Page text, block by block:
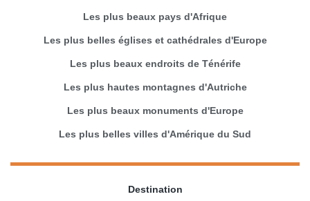
Les plus beaux pays d'Afrique
Les plus belles églises et cathédrales d'Europe
Les plus beaux endroits de Ténérife
Les plus hautes montagnes d'Autriche
Les plus beaux monuments d'Europe
Les plus belles villes d'Amérique du Sud
Destination